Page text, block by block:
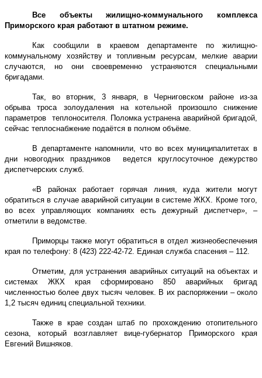
Все объекты жилищно-коммунального комплекса
Приморского края работают в штатном режиме.
Как сообщили в краевом департаменте по жилищно-
коммунальному хозяйству и топливным ресурсам, мелкие аварии
случаются, но они своевременно устраняются специальными
бригадами.
Так, во вторник, 3 января, в Черниговском районе из-за
обрыва троса золоудаления на котельной произошло снижение
параметров теплоносителя. Поломка устранена аварийной бригадой,
сейчас теплоснабжение подаётся в полном объёме.
В департаменте напомнили, что во всех муниципалитетах в
дни новогодних праздников ведется круглосуточное дежурство
диспетчерских служб.
«В районах работает горячая линия, куда жители могут
обратиться в случае аварийной ситуации в системе ЖКХ. Кроме того,
во всех управляющих компаниях есть дежурный диспетчер», –
отметили в ведомстве.
Приморцы также могут обратиться в отдел жизнеобеспечения
края по телефону: 8 (423) 222-42-72. Единая служба спасения – 112.
Отметим, для устранения аварийных ситуаций на объектах и
системах ЖКХ края сформировано 850 аварийных бригад
численностью более двух тысяч человек. В их распоряжении – около
1,2 тысяч единиц специальной техники.
Также в крае создан штаб по прохождению отопительного
сезона, который возглавляет вице-губернатор Приморского края
Евгений Вишняков.